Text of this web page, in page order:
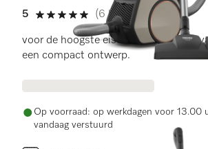
5
5 sterren op 5
(6 beoordelingen)
voor de hoogste eisen op het gebied
een compact ontwerp.
Op voorraad: op werkdagen voor 13.00
vandaag verstuurd